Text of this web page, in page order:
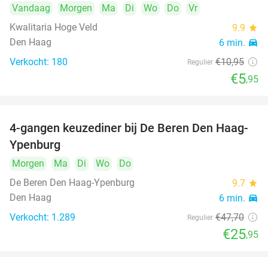
Vandaag Morgen Ma Di Wo Do
Vr
Kwalitaria Hoge Veld
9.9 star
Den Haag 6 min. directions_car
Verkocht: 180 Regulier €10,95
€5,95
46%
4-gangen keuzediner bij De Beren Den Haag-
Ypenburg
Morgen Ma Di Wo
Do
De Beren Den Haag-Ypenburg
9.7 star
Den Haag 6 min. directions_car
Verkocht: 1.289 Regulier €47,70
€25,95